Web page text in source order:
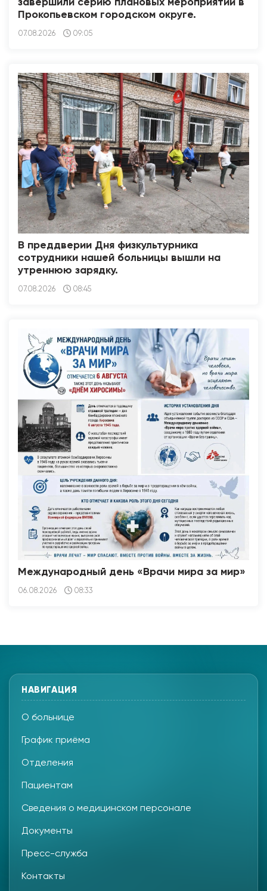
завершили серию плановых мероприятий в
Прокопьевском городском округе.
07.08.2026 09:05
В преддверии Дня физкультурника
сотрудники нашей больницы вышли на
утреннюю зарядку.
07.08.2026 08:45
Международный день «Врачи мира за мир»
06.08.2026 08:33
НАВИГАЦИЯ
О больнице
График приёма
Отделения
Пациентам
Сведения о медицинском персонале
Документы
Пресс-служба
Контакты